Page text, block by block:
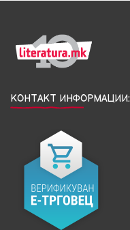
КОНТАКТ ИНФОРМАЦИИ: